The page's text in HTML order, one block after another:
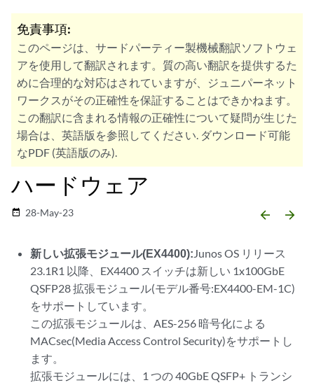
免責事項:
このページは、サードパーティー製機械翻訳ソフトウェ
アを使用して翻訳されます。質の高い翻訳を提供するた
めに合理的な対応はされていますが、ジュニパーネット
ワークスがその正確性を保証することはできかねます。
この翻訳に含まれる情報の正確性について疑問が生じた
場合は、英語版を参照してください. ダウンロード可能
なPDF (英語版のみ).
ハードウェア
date_range 28-May-23 arrow_backward arrow_forward
新しい拡張モジュール(EX4400):Junos OS リリース
23.1R1 以降、EX4400 スイッチは新しい 1x100GbE
QSFP28 拡張モジュール(モデル番号:EX4400-EM-1C)
をサポートしています。
この拡張モジュールは、AES-256 暗号化による
MACsec(Media Access Control Security)をサポートし
ます。
拡張モジュールには、1 つの 40GbE QSFP+ トランシ